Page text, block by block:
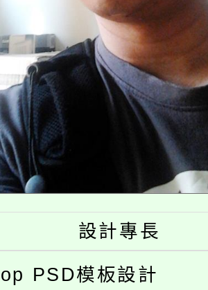
設計專長
PSD模板設計